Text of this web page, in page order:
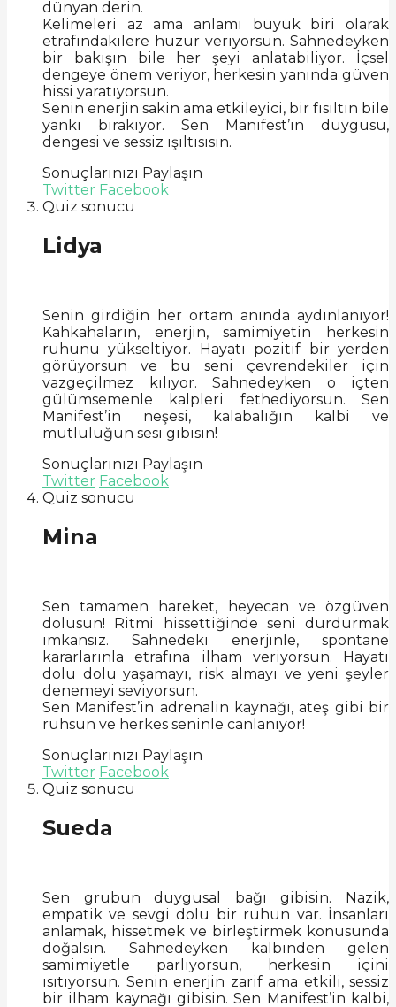
dünyan derin.
Kelimeleri az ama anlamı büyük biri olarak
etrafındakilere huzur veriyorsun. Sahnedeyken
bir bakışın bile her şeyi anlatabiliyor. İçsel
dengeye önem veriyor, herkesin yanında güven
hissi yaratıyorsun.
Senin enerjin sakin ama etkileyici, bir fısıltın bile
yankı bırakıyor. Sen Manifest’in duygusu,
dengesi ve sessiz ışıltısısın.
Sonuçlarınızı Paylaşın
Twitter Facebook
Quiz sonucu
Lidya
Senin girdiğin her ortam anında aydınlanıyor!
Kahkahaların, enerjin, samimiyetin herkesin
ruhunu yükseltiyor. Hayatı pozitif bir yerden
görüyorsun ve bu seni çevrendekiler için
vazgeçilmez kılıyor. Sahnedeyken o içten
gülümsemenle kalpleri fethediyorsun. Sen
Manifest’in neşesi, kalabalığın kalbi ve
mutluluğun sesi gibisin!
Sonuçlarınızı Paylaşın
Twitter Facebook
Quiz sonucu
Mina
Sen tamamen hareket, heyecan ve özgüven
dolusun! Ritmi hissettiğinde seni durdurmak
imkansız. Sahnedeki enerjinle, spontane
kararlarınla etrafına ilham veriyorsun. Hayatı
dolu dolu yaşamayı, risk almayı ve yeni şeyler
denemeyi seviyorsun.
Sen Manifest’in adrenalin kaynağı, ateş gibi bir
ruhsun ve herkes seninle canlanıyor!
Sonuçlarınızı Paylaşın
Twitter Facebook
Quiz sonucu
Sueda
Sen grubun duygusal bağı gibisin. Nazik,
empatik ve sevgi dolu bir ruhun var. İnsanları
anlamak, hissetmek ve birleştirmek konusunda
doğalsın. Sahnedeyken kalbinden gelen
samimiyetle parlıyorsun, herkesin içini
ısıtıyorsun. Senin enerjin zarif ama etkili, sessiz
bir ilham kaynağı gibisin. Sen Manifest’in kalbi,